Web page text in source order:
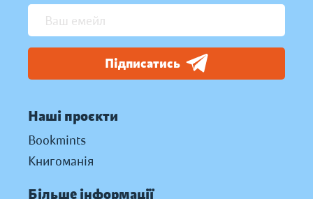
Підписатись
Наші проєкти
Bookmints
Книгоманія
Більше інформації